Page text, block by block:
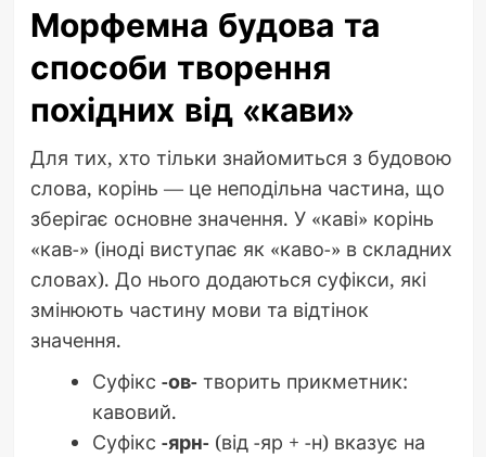
Морфемна будова та
способи творення
похідних від «кави»
Для тих, хто тільки знайомиться з будовою
слова, корінь — це неподільна частина, що
зберігає основне значення. У «каві» корінь
«кав-» (іноді виступає як «каво-» в складних
словах). До нього додаються суфікси, які
змінюють частину мови та відтінок
значення.
Суфікс -ов-творить прикметник:
кавовий.
Суфікс -ярн-(від -яр + -н) вказує на